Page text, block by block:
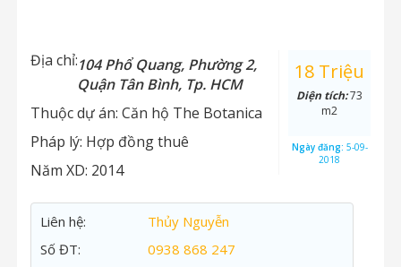
Địa chỉ:104 Phổ Quang, Phường 2,
Quận Tân Bình, Tp. HCM
Thuộc dự án: Căn hộ The Botanica
Pháp lý: Hợp đồng thuê
Năm XD: 2014
18 Triệu
Diện tích:73
m2
Ngày đăng: 5-09-
2018
Liên hệ:
Thủy Nguyễn
Số ĐT:
0938 868 247